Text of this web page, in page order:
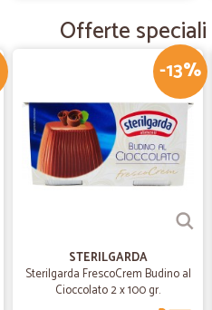
Offerte
-13%
STERILGARDA
Sterilgarda FrescoCrem Budino al
Cioccolato 2 x 100 gr.